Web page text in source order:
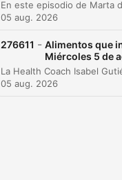
00:56:15
La
01:00:20 El
01:07:07
La
05 aug. 2026
276611 - Alimentos que
Miércoles 5 de
05 aug. 2026